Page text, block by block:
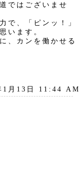
ではございませ
で、「ピンッ！」
います。
、カンを働かせる
1月13日 11:44 AM